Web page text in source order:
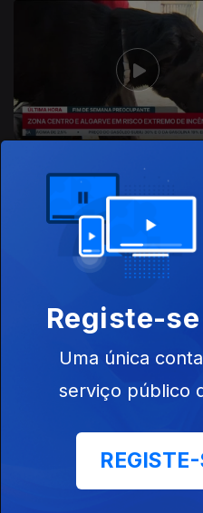
Registe-se
Uma única
serviço público